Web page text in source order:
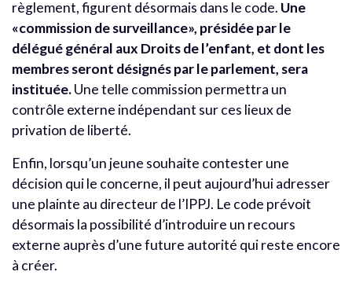
règlement, figurent désormais dans le code. Une
«commission de surveillance», présidée par le
délégué général aux Droits de l’enfant, et dont les
membres seront désignés par le parlement, sera
instituée.Une telle commission permettra un
contrôle externe indépendant sur ces lieux de
privation de liberté.
Enfin, lorsqu’un jeune souhaite contester une
décision qui le concerne, il peut aujourd’hui adresser
une plainte au directeur de l’IPPJ. Le code prévoit
désormais la possibilité d’introduire un recours
externe auprès d’une future autorité qui reste encore
à créer.